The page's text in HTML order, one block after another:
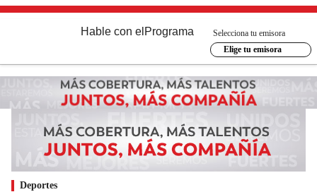
Hable con el Programa
Selecciona tu emisora
Elige tu emisora
Deportes